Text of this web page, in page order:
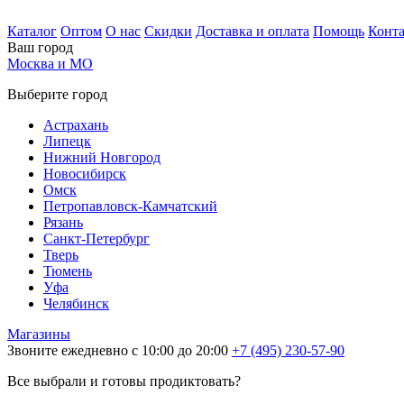
Каталог Оптом О нас Скидки Доставка и оплата Помощь
Ваш город
Москва и МО
Выберите город
Астрахань
Липецк
Нижний Новгород
Новосибирск
Омск
Петропавловск-Камчатский
Рязань
Санкт-Петербург
Тверь
Тюмень
Уфа
Челябинск
Магазины
Звоните ежедневно с 10:00 до 20:00 +7 (495) 230-57-90
Все выбрали и готовы продиктовать?